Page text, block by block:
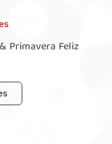
Primavera Feliz